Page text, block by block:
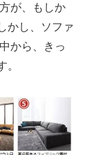
が、もしか
かし、ソファ
から、きっ
。